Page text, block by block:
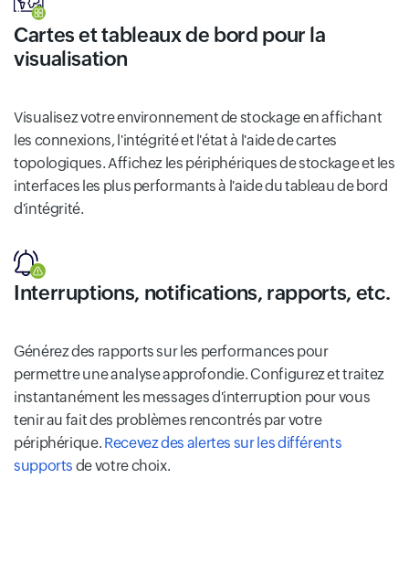
Cartes et tableaux de bord pour la
visualisation
Visualisez votre environnement de stockage en affichant
les connexions, l'intégrité et l'état à l'aide de cartes
topologiques. Affichez les périphériques de stockage et les
interfaces les plus performants à l'aide du tableau de bord
d'intégrité.
Interruptions, notifications, rapports, etc.
Générez des rapports sur les performances pour
permettre une analyse approfondie. Configurez et traitez
instantanément les messages d'interruption pour vous
tenir au fait des problèmes rencontrés par votre
périphérique. Recevez des alertes sur les différents
supports de votre choix.